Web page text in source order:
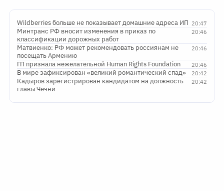
20:47
Wildberries больше не показывает домашние адреса ИП
20:46
Минтранс РФ вносит изменения в приказ по
классификации дорожных работ
20:46
Матвиенко: РФ может рекомендовать россиянам не
посещать Армению
20:46
ГП признала нежелательной Human Rights Foundation
20:42
В мире зафиксирован «великий романтический спад»
20:42
Кадыров зарегистрирован кандидатом на должность
главы Чечни